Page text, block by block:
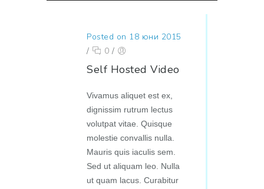
Posted on 18 юни 2015
/
0 /
Self Hosted Video
Vivamus aliquet est ex,
dignissim rutrum lectus
volutpat vitae. Quisque
molestie convallis nulla.
Mauris quis iaculis sem.
Sed ut aliquam leo. Nulla
ut quam lacus. Curabitur